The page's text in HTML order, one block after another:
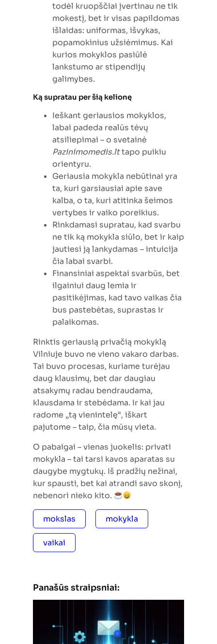
todėl kruopščiai įvertinau ne tik
mokestį, bet ir visas papildomas
išlaidas: uniformas, išvykas,
popamokinius užsiėmimus. Kai
kurios mokyklos pasiūlė
lankstumo ar stipendijų
galimybes.
Ką supratau per šią kelionę
Ieškant geriausios mokyklos,
labai padeda realūs tėvų
atsiliepimai – o svetainė
Pazinimomedis.lttapo puikiu
orientyru.
Geriausia mokykla nebūtinai yra
ta, kuri garsiausiai apie save
kalba, o ta, kuri atitinka šeimos
vertybes ir vaiko poreikius.
Rinkdamasi supratau, kad svarbu
ne tik ką mokykla siūlo, bet ir kaip
jautiesi ją lankydamas – intuicija
čia labai svarbi.
Finansiniai aspektai svarbūs, bet
ilgainiui daug lemia ir
pasitikėjimas, kad tavo vaikas čia
bus pastebėtas, suprastas ir
palaikomas.
Rinktis geriausią privačią mokyklą
Vilniuje buvo ne vieno vakaro darbas.
Tai buvo procesas, kuriame turėjau
daug klausimų, bet dar daugiau
atsakymų radau bendraudama,
klausdama ir stebėdama. Ir kai jau
radome „tą vienintelę“, iškart
pajutome – taip, čia mūsų vieta.
O pabaigai – vienas juokelis: privati
mokykla – tai tarsi kavos aparatas su
daugybe mygtukų. Iš pradžių nežinai,
kur spausti, bet kai atrandi savo skonį,
nebenori nieko kito.
mokslas mokykla
vaikai
Panašūs straipsniai: